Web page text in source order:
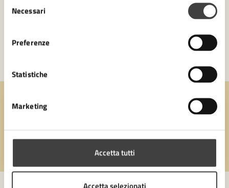
delNecessari
Preferenze
Statistiche
Marketing
Accetta tutti
Quanto sono chiare le informazioni su questa
Valuta 5 stelle su 5
Valuta 4 stelle su 5
Valuta 3 stelle su 5
Valuta 2 stelle su 5